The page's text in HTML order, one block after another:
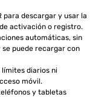
para descargar y usar la
activación o registro.
automáticas, sin
puede recargar con
límites diarios ni
móvil.
y tabletas